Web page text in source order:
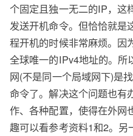
个固定且独一无二的IP，这
发送开机命令。但恰恰就是
程开机的时候非常麻烦。因
全球唯一的IPv4地址的。所
网(不是同一个局域网下)是
命令了。解决这个问题也有
作、各种配置，使得在外网
趣可以看参考资料1和2。